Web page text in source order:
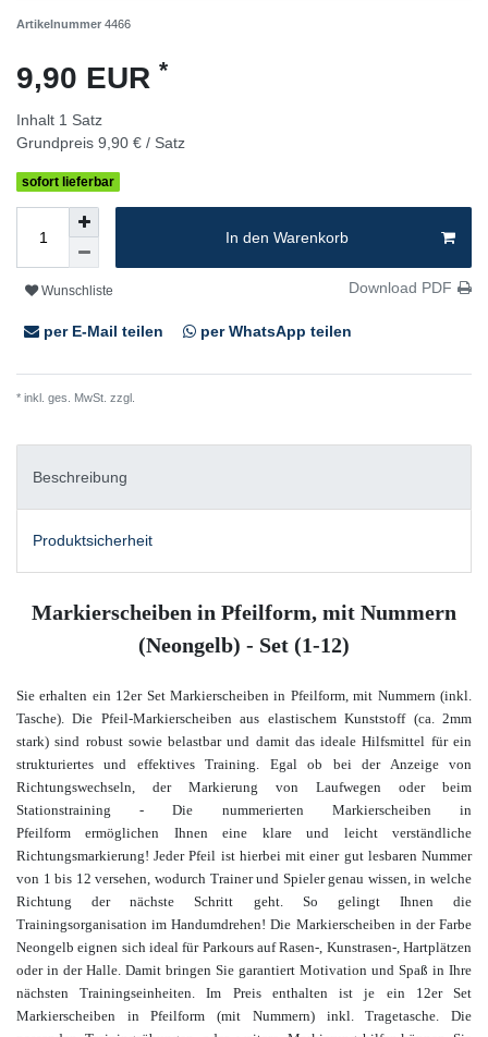
Artikelnummer 4466
9,90 EUR *
Inhalt 1 Satz
Grundpreis 9,90 € / Satz
sofort lieferbar
In den Warenkorb
Wunschliste Download PDF
per E-Mail teilen per WhatsApp teilen
* inkl. ges. MwSt. zzgl.
Beschreibung
Produktsicherheit
Markierscheiben in Pfeilform, mit Nummern
(Neongelb) - Set (1-12)
Sie erhalten ein 12er Set Markierscheiben in Pfeilform, mit Nummern (inkl.
Tasche). Die Pfeil-Markierscheiben aus elastischem Kunststoff (ca. 2mm
stark) sind robust sowie belastbar und damit das ideale Hilfsmittel für ein
strukturiertes und effektives Training. Egal ob bei der Anzeige von
Richtungswechseln, der Markierung von Laufwegen oder beim
Stationstraining - Die nummerierten Markierscheiben in
Pfeilform ermöglichen Ihnen eine klare und leicht verständliche
Richtungsmarkierung! Jeder Pfeil ist hierbei mit einer gut lesbaren Nummer
von 1 bis 12 versehen, wodurch Trainer und Spieler genau wissen, in welche
Richtung der nächste Schritt geht. So gelingt Ihnen die
Trainingsorganisation im Handumdrehen! Die Markierscheiben in der Farbe
Neongelb eignen sich ideal für Parkours auf Rasen-, Kunstrasen-, Hartplätzen
oder in der Halle. Damit bringen Sie garantiert Motivation und Spaß in Ihre
nächsten Trainingseinheiten. Im Preis enthalten ist je ein 12er Set
Markierscheiben in Pfeilform (mit Nummern) inkl. Tragetasche. Die